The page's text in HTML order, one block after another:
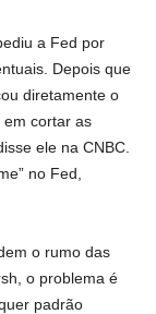
a Fed por
Depois que
diretamente o
em cortar as
ele na CNBC.
no Fed,
o rumo das
o problema é
padrão